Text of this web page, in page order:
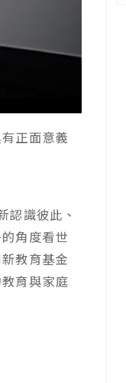
正面意義
認識彼此、
角度看世
教育基金
育與家庭